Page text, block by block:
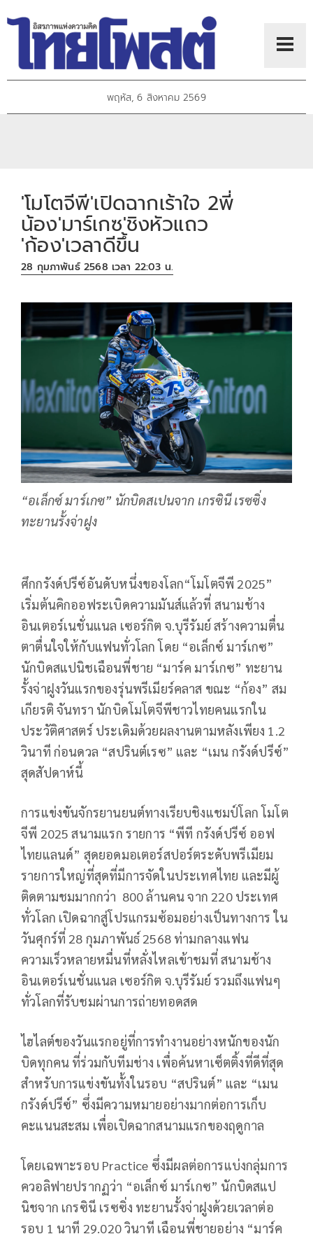
พฤหัส, 6 สิงหาคม 2569
'โมโตจีพี'เปิดฉากเร้าใจ 2พี่
น้อง'มาร์เกซ'ชิงหัวแถว
'ก้อง'เวลาดีขึ้น
28 กุมภาพันธ์ 2568 เวลา 22:03 น.
“อเล็กซ์ มาร์เกซ” นักบิดสเปนจาก เกรซินี เรซซิ่ง
ทะยานรั้งจ่าฝูง
ศึกกรังด์ปรีซ์อันดับหนึ่งของโลก“โมโตจีพี 2025”
เริ่มต้นคิกออฟระเบิดความมันส์แล้วที่ สนามช้าง
อินเตอร์เนชั่นแนล เซอร์กิต จ.บุรีรัมย์ สร้างความตื่น
ตาตื่นใจให้กับแฟนทั่วโลก โดย “อเล็กซ์ มาร์เกซ”
นักบิดสแปนิชเฉือนพี่ชาย “มาร์ค มาร์เกซ” ทะยาน
รั้งจ่าฝูงวันแรกของรุ่นพรีเมียร์คลาส ขณะ “ก้อง” สม
เกียรติ จันทรา นักบิดโมโตจีพีชาวไทยคนแรกใน
ประวัติศาสตร์ ประเดิมด้วยผลงานตามหลังเพียง 1.2
วินาที ก่อนดวล “สปรินต์เรซ” และ “เมน กรังด์ปรีซ์”
สุดสัปดาห์นี้
การแข่งขันจักรยานยนต์ทางเรียบชิงแชมป์โลก โมโต
จีพี 2025 สนามแรก รายการ “พีที กรังด์ปรีซ์ ออฟ
ไทยแลนด์” สุดยอดมอเตอร์สปอร์ตระดับพรีเมียม
รายการใหญ่ที่สุดที่มีการจัดในประเทศไทย และมีผู้
ติดตามชมมากกว่า 800 ล้านคน จาก 220 ประเทศ
ทั่วโลก เปิดฉากสู่โปรแกรมซ้อมอย่างเป็นทางการ ใน
วันศุกร์ที่ 28 กุมภาพันธ์ 2568 ท่ามกลางแฟน
ความเร็วหลายหมื่นที่หลั่งไหลเข้าชมที่ สนามช้าง
อินเตอร์เนชั่นแนล เซอร์กิต จ.บุรีรัมย์ รวมถึงแฟนๆ
ทั่วโลกที่รับชมผ่านการถ่ายทอดสด
ไฮไลต์ของวันแรกอยู่ที่การทำงานอย่างหนักของนัก
บิดทุกคน ที่ร่วมกับทีมช่าง เพื่อค้นหาเซ็ตติ้งที่ดีที่สุด
สำหรับการแข่งขันทั้งในรอบ “สปรินต์” และ “เมน
กรังด์ปรีซ์” ซึ่งมีความหมายอย่างมากต่อการเก็บ
คะแนนสะสม เพื่อเปิดฉากสนามแรกของฤดูกาล
โดยเฉพาะรอบ Practice ซึ่งมีผลต่อการแบ่งกลุ่มการ
ควอลิฟายปรากฏว่า “อเล็กซ์ มาร์เกซ” นักบิดสแป
นิชจาก เกรซินี เรซซิ่ง ทะยานรั้งจ่าฝูงด้วยเวลาต่อ
รอบ 1 นาที 29.020 วินาที เฉือนพี่ชายอย่าง “มาร์ค